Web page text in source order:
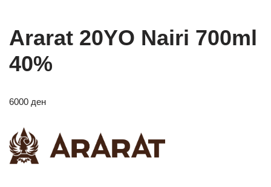
Ararat 20YO Nairi 700ml
40%
6000 ден